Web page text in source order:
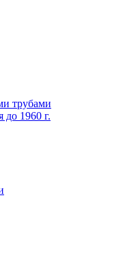
трубами
1960 г.